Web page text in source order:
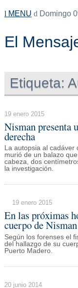
MENU Domingo
El
Etiqueta:
19 enero 2015
Nisman presenta
derecha
La autopsia al cadáver
murió de un balazo
cabeza, dos
la investigación.
19 enero 2015
En las próximas
cuerpo de Nisman
Según los forenses el
del hallazgo de su
Puerto Madero.
20 junio 2014